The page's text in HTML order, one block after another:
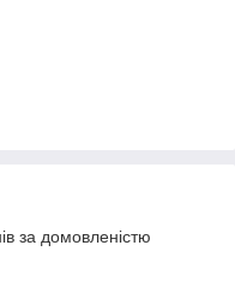
за домовленістю